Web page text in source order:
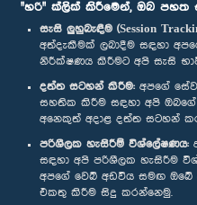
"හරි" ක්ලික් කිරීමෙන්, ඔබ පහත
සැසි ලුහුබැඳීම (Session
අත්දැකීමක් ලබාදීම සඳහා
නිරීක්ෂණය කිරීමට අපි සැසි
දත්ත සටහන් කිරීම: අපගේ
සහතික කිරීම සඳහා අපි ඔබගේ
අනෙකුත් අදාළ දත්ත සටහන්
පරිශීලක හැසිරීම් විශ්ලේෂණය:
සඳහා අපි පරිශීලක හැසිරීම
අපගේ වෙබ් අඩවිය සමඟ ඔබේ
එකතු කිරීම සිදු කරන්නෙමු.
අප හා සම්බන්ධ වී සිටින්න :
සම්මාන
පෞද්ගලිකත්ව ප්‍රතිපත්තිය